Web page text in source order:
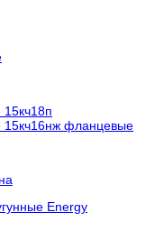
15кч16нж фланцевые
Energy